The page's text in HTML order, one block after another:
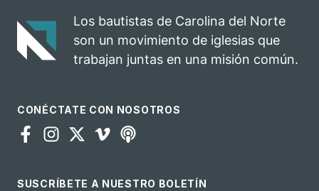
Los bautistas de Carolina del Norte
son un movimiento de iglesias que
trabajan juntas en una misión común.
CONÉCTATE CON NOSOTROS
SUSCRÍBETE A NUESTRO BOLETÍN